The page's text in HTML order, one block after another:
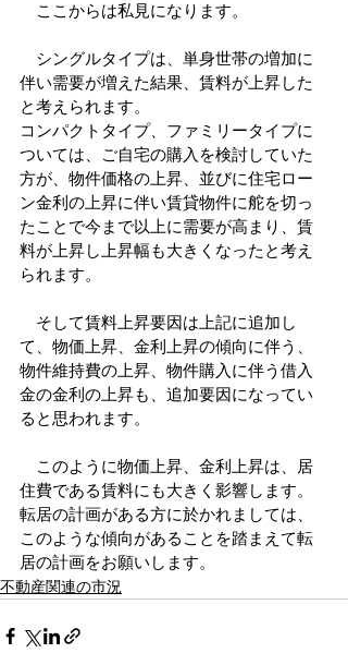
ここからは私見になります。
シングルタイプは、単身世帯の増加に
伴い需要が増えた結果、賃料が上昇した
と考えられます。
コンパクトタイプ、ファミリータイプに
ついては、ご自宅の購入を検討していた
方が、物件価格の上昇、並びに住宅ロー
ン金利の上昇に伴い賃貸物件に舵を切っ
たことで今まで以上に需要が高まり、賃
料が上昇し上昇幅も大きくなったと考え
られます。
そして賃料上昇要因は上記に追加し
て、物価上昇、金利上昇の傾向に伴う、
物件維持費の上昇、物件購入に伴う借入
金の金利の上昇も、追加要因になってい
ると思われます。
このように物価上昇、金利上昇は、居
住費である賃料にも大きく影響します。
転居の計画がある方に於かれましては、
このような傾向があることを踏まえて転
居の計画をお願いします。
不動産関連の市況